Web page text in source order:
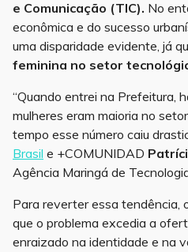
e Comunicação (TIC). No
econômica e do sucesso
uma disparidade evidente, já
feminina no setor
“Quando entrei na Prefeitura,
mulheres eram maioria no
tempo esse número caiu
Brasil e +COMUNIDAD
Agência Maringá de
Para reverter essa tendência,
que o problema excedia a
enraizado na identidade e na